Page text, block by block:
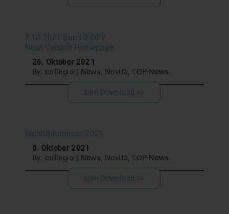
7.10.2021 Band 2 DFV
Neue Version Homepage
26. Oktober 2021
By: collegio | News, Novità, TOP-News
zum Download >>
Wohnbaumesse 2021
8. Oktober 2021
By: collegio | News, Novità, TOP-News
zum Download >>